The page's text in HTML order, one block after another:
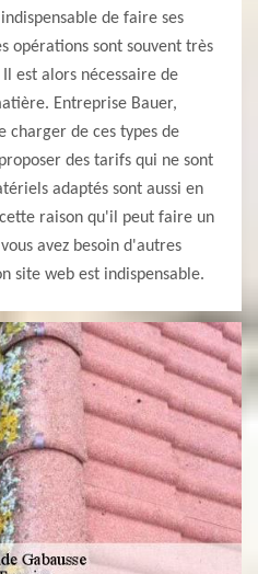
de faire ses
opérations sont souvent très
est alors nécessaire de
Entreprise Bauer,
charger de ces types de
des tarifs qui ne sont
adaptés sont aussi en
raison qu'il peut faire un
avez besoin d'autres
site web est indispensable.